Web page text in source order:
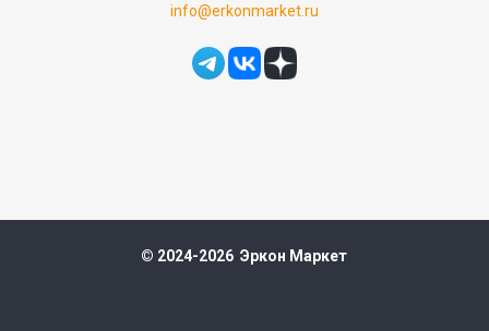
info@erkonmarket.ru
© 2024-2026 Эркон Маркет